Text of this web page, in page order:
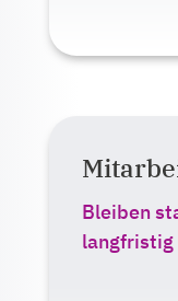
Bleiben
langfristig